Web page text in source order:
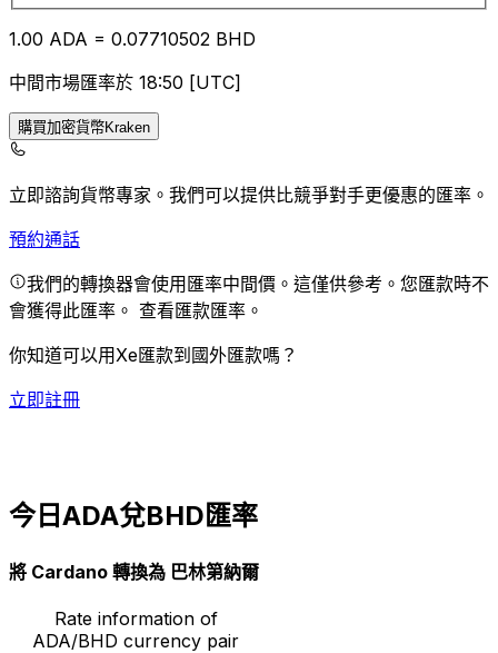
1.00 ADA = 0.07710502 BHD
中間市場匯率於 18:50 [UTC]
購買加密貨幣Kraken
立即諮詢貨幣專家。 我們可以提供比競爭對手更優惠的匯率。
預約通話
我們的轉換器會使用匯率中間價。這僅供參考。您匯款時不
會獲得此匯率。 查看匯款匯率。
你知道可以用Xe匯款到國外匯款嗎？
立即註冊
今日ADA兌BHD匯率
將 Cardano 轉換為 巴林第納爾
Rate information of
ADA/BHD currency pair